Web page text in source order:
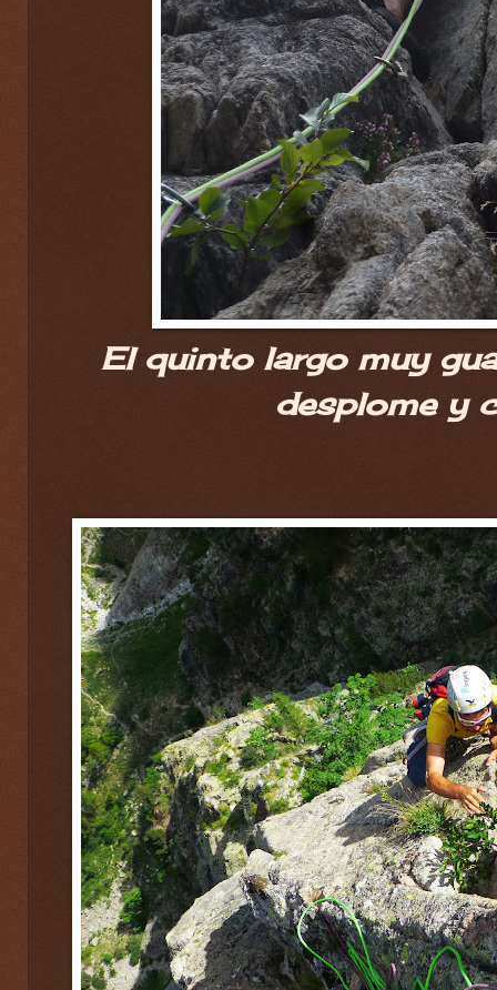
El quinto largo muy
desplome y